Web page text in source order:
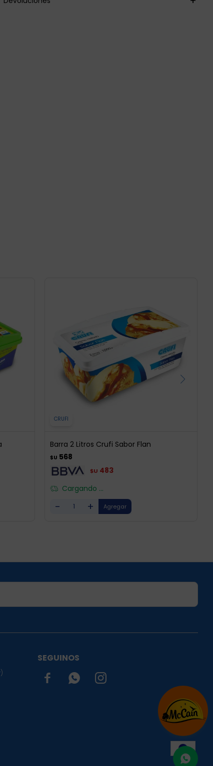
CRUFI
Barra 2 Litros Crufi Sabor Flan
$U 568
$U 483
Cargando ...
- +
SEGUINOS

 